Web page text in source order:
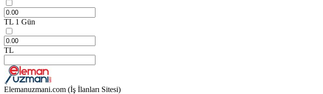
TL 1 Gün
TL
Elemanuzmani.com (İş İlanları Sitesi)